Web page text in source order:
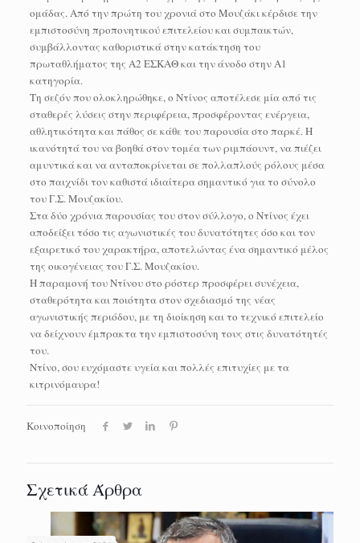
ομάδας. Από την πρώτη του χρονιά στο Μουζάκι κέρδισε την
εμπιστοσύνη προπονητικού επιτελείου και συμπαικτών,
συμβάλλοντας καθοριστικά στην κατάκτηση του
πρωταθλήματος της Α2 ΕΣΚΑΘ και την άνοδο στην Α1
κατηγορία.
Τη σεζόν που ολοκληρώθηκε, ο Ντίνος αποτέλεσε μία από τις
σταθερές λύσεις στην περιφέρεια, προσφέροντας ενέργεια,
αθλητικότητα και πάθος σε κάθε του παρουσία στο παρκέ. Η
ικανότητά του να βοηθά στον τομέα των ριμπάουντ, να πιέζει
αμυντικά και να ανταποκρίνεται σε πολλαπλούς ρόλους μέσα
στο παιχνίδι τον καθιστά ιδιαίτερα σημαντικό για το σύνολο
του Γ.Σ. Μουζακίου.
Στα δύο χρόνια παρουσίας του στον σύλλογο, ο Ντίνος έχει
αποδείξει τόσο τις αγωνιστικές του δυνατότητες όσο και τον
εξαιρετικό του χαρακτήρα, αποτελώντας ένα σημαντικό μέλος
της οικογένειας του Γ.Σ. Μουζακίου.
Η παραμονή του Ντίνου στο ρόστερ προσφέρει συνέχεια,
σταθερότητα και ποιότητα στον σχεδιασμό της νέας
αγωνιστικής περιόδου, με τη διοίκηση και το τεχνικό επιτελείο
να δείχνουν έμπρακτα την εμπιστοσύνη τους στις δυνατότητές
του.
Ντίνο, σου ευχόμαστε υγεία και πολλές επιτυχίες με τα
κιτρινόμαυρα!
Κοινοποίηση
Σχετικά Άρθρα